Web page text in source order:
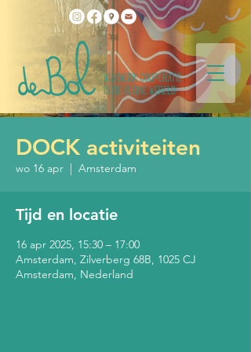
DOCK activiteiten
wo 16 apr
  |
Amsterdam
Tijd en locatie
16 apr 2025, 15:30 – 17:00
Amsterdam, Zilverberg 68B, 1025 CJ
Amsterdam, Nederland